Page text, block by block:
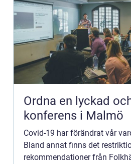
Ordna en lyckad
konferens i Malmö
Covid-19 har förändrat vår
Bland annat finns det
rekommendationer från